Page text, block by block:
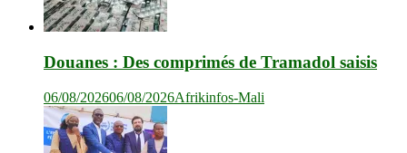
Douanes : Des comprimés de Tramadol saisis
06/08/202606/08/2026Afrikinfos-Mali